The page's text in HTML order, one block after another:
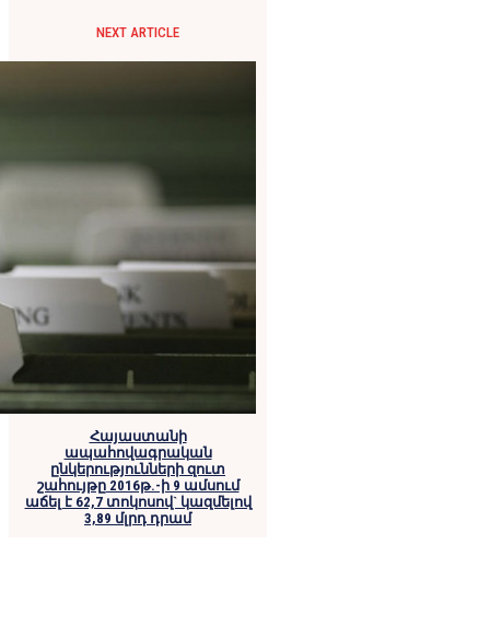
NEXT ARTICLE
Հայաստանի
ապահովագրական
ընկերությունների զուտ
շահույթը 2016թ.-ի 9 ամսում
աճել է 62,7 տոկոսով` կազմելով
3,89 մլրդ դրամ